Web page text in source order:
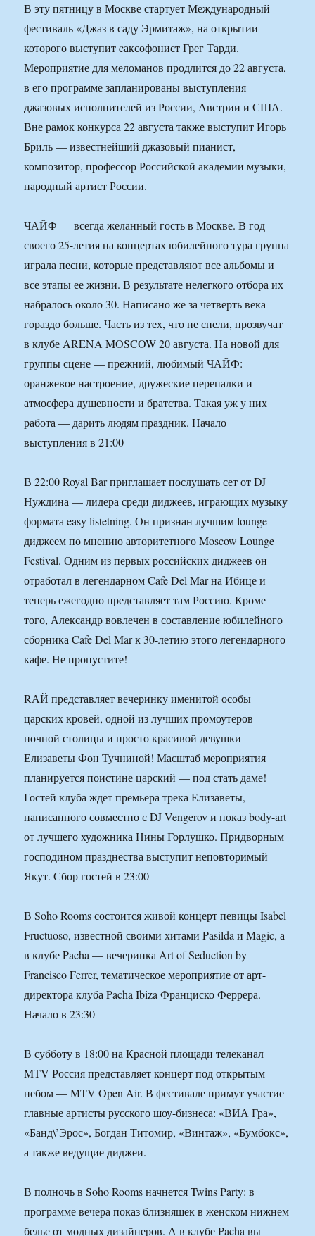
В эту пятницу в Москве стартует Международный
фестиваль «Джаз в саду Эрмитаж», на открытии
которого выступит cаксофонист Грег Тарди.
Мероприятие для меломанов продлится до 22 августа,
в его программе запланированы выступления
джазовых исполнителей из России, Австрии и США.
Вне рамок конкурса 22 августа также выступит Игорь
Бриль — известнейший джазовый пианист,
композитор, профессор Российской академии музыки,
народный артист России.
ЧАЙФ — всегда желанный гость в Москве. В год
своего 25-летия на концертах юбилейного тура группа
играла песни, которые представляют все альбомы и
все этапы ее жизни. В результате нелегкого отбора их
набралось около 30. Написано же за четверть века
гораздо больше. Часть из тех, что не спели, прозвучат
в клубе ARENA MOSCOW 20 августа. На новой для
группы сцене — прежний, любимый ЧАЙФ:
оранжевое настроение, дружеские перепалки и
атмосфера душевности и братства. Такая уж у них
работа — дарить людям праздник. Начало
выступления в 21:00
В 22:00 Royal Bar приглашает послушать сет от DJ
Нуждина — лидера среди диджеев, играющих музыку
формата easy listetning. Он признан лучшим lounge
диджеем по мнению авторитетного Moscow Lounge
Festival. Одним из первых российских диджеев он
отработал в легендарном Cafe Del Mar на Ибице и
теперь ежегодно представляет там Россию. Кроме
того, Александр вовлечен в составление юбилейного
сборника Cafe Del Mar к 30-летию этого легендарного
кафе. Не пропустите!
RАЙ представляет вечеринку именитой особы
царских кровей, одной из лучших промоутеров
ночной столицы и просто красивой девушки
Елизаветы Фон Тучниной! Масштаб мероприятия
планируется поистине царский — под стать даме!
Гостей клуба ждет премьера трека Елизаветы,
написанного совместно с DJ Vengerov и показ body-art
от лучшего художника Нины Горлушко. Придворным
господином празднества выступит неповторимый
Якут. Сбор гостей в 23:00
В Soho Rooms состоится живой концерт певицы Isabel
Fructuoso, известной своими хитами Pasilda и Magic, а
в клубе Pacha — вечеринка Art of Seduction by
Francisco Ferrer, тематическое мероприятие от арт-
директора клуба Pacha Ibiza Франциско Феррера.
Начало в 23:30
В субботу в 18:00 на Красной площади телеканал
MTV Россия представляет концерт под открытым
небом — MTV Open Air. В фестивале примут участие
главные артисты русского шоу-бизнеса: «ВИА Гра»,
«Банд\’Эрос», Богдан Титомир, «Винтаж», «Бумбокс»,
а также ведущие диджеи.
В полночь в Soho Rooms начнется Twins Party: в
программе вечера показ близняшек в женском нижнем
белье от модных дизайнеров. А в клубе Pacha вы